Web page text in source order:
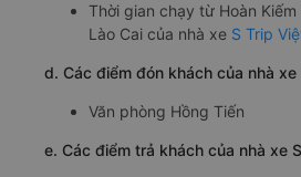
Thời gian chạy từ Hoàn
Lào Cai của nhà xe S Trip
d. Các điểm đón khách của nhà xe
Văn phòng Hồng Tiến
e. Các điểm trả khách của nhà xe